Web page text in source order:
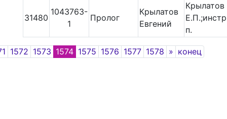
31480
1043763-
1
Пролог
Крылатов
Евгений
Крылатов
п.
1572 1573 1574 1575 1576 1577 1578 » Next
конец